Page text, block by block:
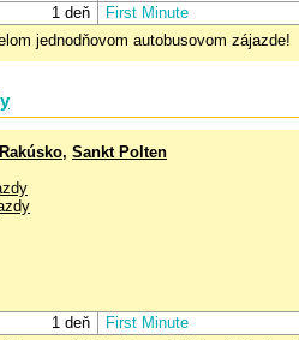
1 deň First Minute
jednodňovom autobusovom zájazde!
, Sankt Polten
1 deň First Minute